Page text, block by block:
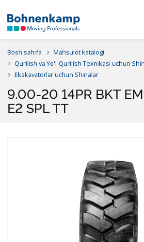
Bosh sahifa
Mahsulot katalogi
Qurilish va Yo'l-Qurilish Texnikasi uchun
Ekskavatorlar uchun Shinalar
9.00-20 14PR BKT
E2 SPL TT